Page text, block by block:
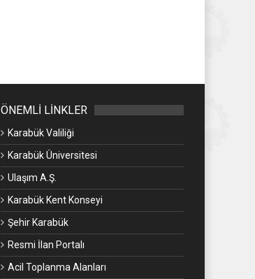
ÖNEMLİ LİNKLER
Karabük Valiliği
Karabük Üniversitesi
Ulaşım A.Ş.
Karabük Kent Konseyi
Şehir Karabük
Resmi İlan Portalı
Acil Toplanma Alanları